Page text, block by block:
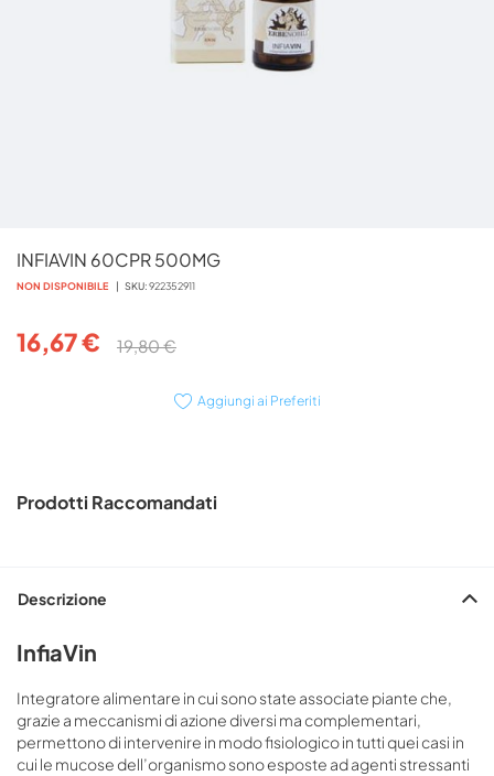
INFIAVIN 60CPR 500MG
NON DISPONIBILE SKU 922352911
16,67 € 19,80 €
Aggiungi ai Preferiti
all'inizio
della
immagini
Prodotti Raccomandati
Descrizione
InfiaVin
Integratore alimentare in cui sono state associate piante che,
grazie a meccanismi di azione diversi ma complementari,
permettono di intervenire in modo fisiologico in tutti quei casi in
cui le mucose dell’organismo sono esposte ad agenti stressanti